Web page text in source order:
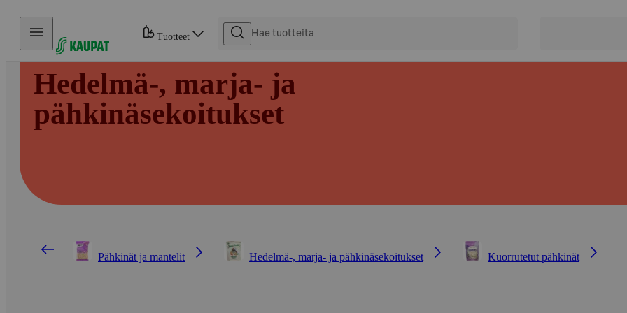
Hyppää sisältöön
Tuotteet
Hedelmä-, marja- ja
pähkinäsekoitukset
Pähkinät ja mantelit Hedelmä-, marja- ja pähkinäsekoitukset Kuorrutetut pähkinät